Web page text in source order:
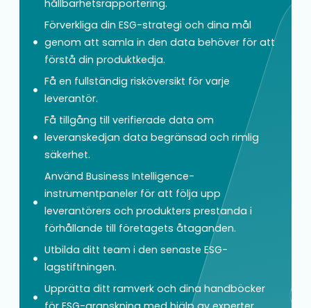
hållbarhetsrapportering.
Förverkliga din ESG-strategi och dina mål
genom att samla in den data behöver för att
förstå din produktkedja.
Få en fullständig risköversikt för varje
leverantör.
Få tillgång till verifierade data om
leveranskedjan data begränsad och rimlig
säkerhet.
Använd Business Intelligence-
instrumentpaneler för att följa upp
leverantörers och produkters prestanda i
förhållande till företagets åtaganden.
Utbilda ditt team i den senaste ESG-
lagstiftningen.
Upprätta ditt ramverk och dina handböcker